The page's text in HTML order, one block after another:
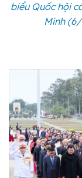
biểu Quốc hội
Minh